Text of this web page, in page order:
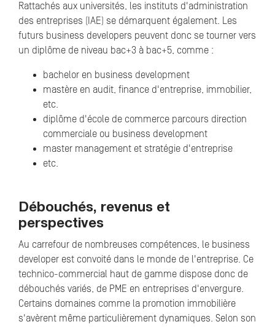
Rattachés aux universités, les instituts d'administration
des entreprises (IAE) se démarquent également. Les
futurs business developers peuvent donc se tourner vers
un diplôme de niveau bac+3 à bac+5, comme :
bachelor en business development
mastère en audit, finance d'entreprise, immobilier,
etc.
diplôme d'école de commerce parcours direction
commerciale ou business development
master management et stratégie d'entreprise
etc.
Débouchés, revenus et
perspectives
Au carrefour de nombreuses compétences, le business
developer est convoité dans le monde de l'entreprise. Ce
technico-commercial haut de gamme dispose donc de
débouchés variés, de PME en entreprises d'envergure.
Certains domaines comme la promotion immobilière
s'avèrent même particulièrement dynamiques. Selon son